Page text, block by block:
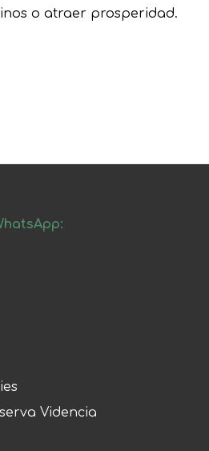
o atraer prosperidad.
Videncia